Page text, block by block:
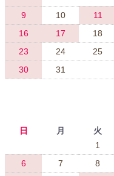
9
10 11
16
17 18
23
24 25
30
31
日 月 火
1
6
7 8